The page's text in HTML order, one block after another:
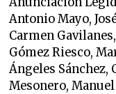
Antonio Mayo,
Carmen
Gómez Riesco,
Ángeles Sánchez,
Mesonero,